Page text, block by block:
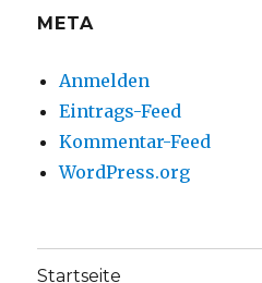
META
Anmelden
Eintrags-Feed
Kommentar-Feed
WordPress.org
Startseite